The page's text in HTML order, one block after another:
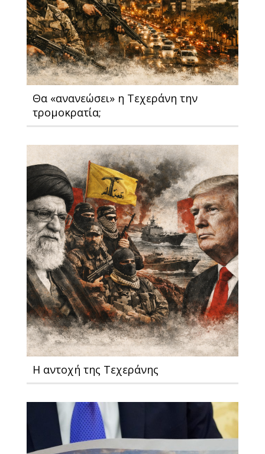
Θα «ανανεώσει» η Τεχεράνη την
τρομοκρατία;
Η αντοχή της Τεχεράνης